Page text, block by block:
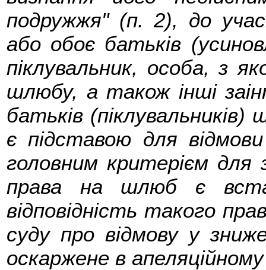
подружжя" (п. 2), до
або обоє батьків
піклувальник, особа, з
шлюбу, а також інші
батьків
є підставою для
головним критерієм для
права на шлюб є
відповідність такого
суду про відмову у
оскаржене в